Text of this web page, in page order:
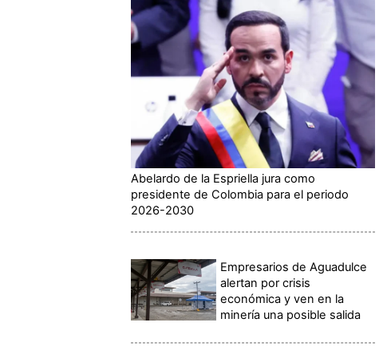
Abelardo de la Espriella jura como
presidente de Colombia para el periodo
2026-2030
Empresarios de Aguadulce
alertan por crisis
económica y ven en la
minería una posible salida